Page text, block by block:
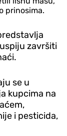
prinosima.
završiti
se u
kupcima na
i pesticida,